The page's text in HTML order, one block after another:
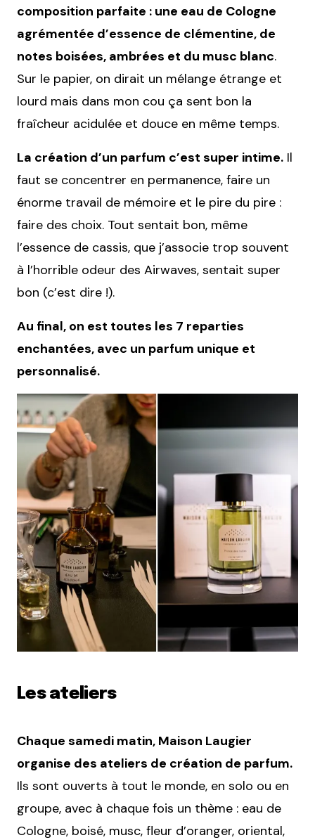
composition parfaite : une eau de Cologne
agrémentée d’essence de clémentine, de
notes boisées, ambrées et du musc blanc.
Sur le papier, on dirait un mélange étrange et
lourd mais dans mon cou ça sent bon la
fraîcheur acidulée et douce en même temps.
La création d’un parfum c’est super intime. Il
faut se concentrer en permanence, faire un
énorme travail de mémoire et le pire du pire :
faire des choix. Tout sentait bon, même
l’essence de cassis, que j’associe trop souvent
à l’horrible odeur des Airwaves, sentait super
bon (c’est dire !).
Au final, on est toutes les 7 reparties
enchantées, avec un parfum unique et
personnalisé.
Les ateliers
Chaque samedi matin, Maison Laugier
organise des ateliers de création de parfum.
Ils sont ouverts à tout le monde, en solo ou en
groupe, avec à chaque fois un thème : eau de
Cologne, boisé, musc, fleur d’oranger, oriental,